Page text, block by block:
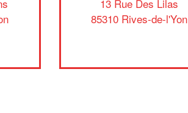
13 Rue Des Lilas
85310 Rives-de-l'Yon